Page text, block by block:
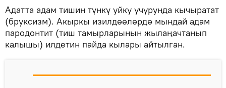
Адатта адам тишин түнкү уйку учурунда кычыратат
(бруксизм). Акыркы изилдөөлөрдө мындай адам
пародонтит (тиш тамырларынын жылаңачтанып
калышы) илдетин пайда кылары айтылган.